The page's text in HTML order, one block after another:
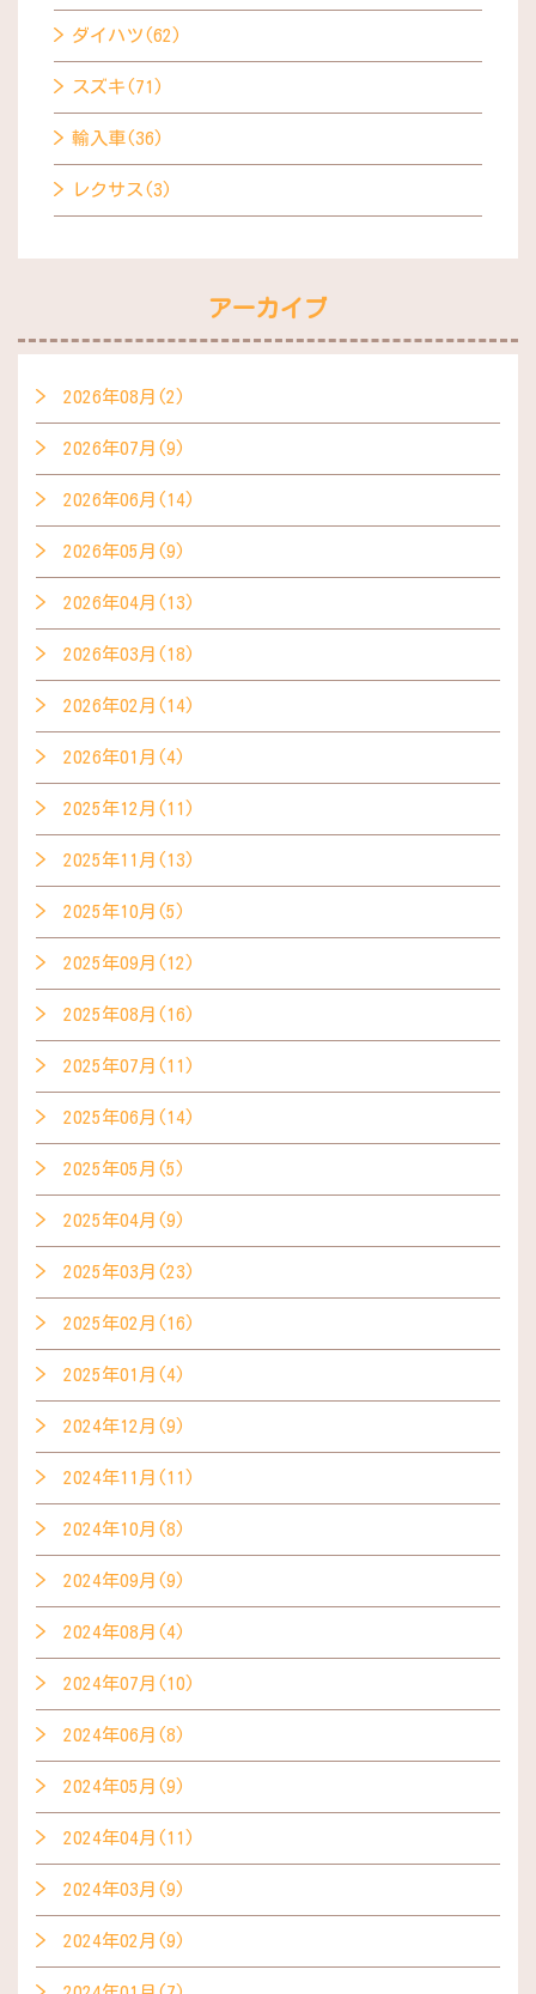
ダイハツ(62)
スズキ(71)
輸入車(36)
レクサス(3)
アーカイブ
2026年08月(2)
2026年07月(9)
2026年06月(14)
2026年05月(9)
2026年04月(13)
2026年03月(18)
2026年02月(14)
2026年01月(4)
2025年12月(11)
2025年11月(13)
2025年10月(5)
2025年09月(12)
2025年08月(16)
2025年07月(11)
2025年06月(14)
2025年05月(5)
2025年04月(9)
2025年03月(23)
2025年02月(16)
2025年01月(4)
2024年12月(9)
2024年11月(11)
2024年10月(8)
2024年09月(9)
2024年08月(4)
2024年07月(10)
2024年06月(8)
2024年05月(9)
2024年04月(11)
2024年03月(9)
2024年02月(9)